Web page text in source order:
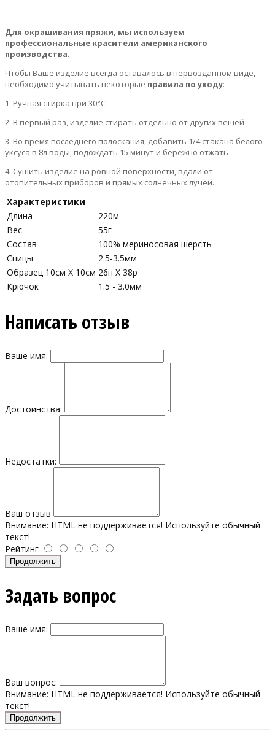
Для окрашивания пряжи, мы используем
профессиональные красители американского
производства.
Чтобы Ваше изделие всегда оставалось в первозданном виде,
необходимо учитывать некоторые правила по уходу:
1. Ручная стирка при 30°С
2. В первый раз, изделие стирать отдельно от других вещей
3. Во время последнего полоскания, добавить 1/4 стакана белого
уксуса в 8л воды, подождать 15 минут и бережно отжать
4. Сушить изделие на ровной поверхности, вдали от
отопительных приборов и прямых солнечных лучей.
Характеристики
Длина
220м
Вес
55г
Состав
100% мериносовая шерсть
Спицы
2.5-3.5мм
Образец 10см Х 10см 26п X 38р
Крючок
1.5 - 3.0мм
Написать отзыв
Ваше имя:
Достоинства:
Недостатки:
Ваш отзыв
Внимание: HTML не поддерживается! Используйте обычный
текст!
Рейтинг
Продолжить
Задать вопрос
Ваше имя:
Ваш вопрос:
Внимание: HTML не поддерживается! Используйте обычный
текст!
Продолжить